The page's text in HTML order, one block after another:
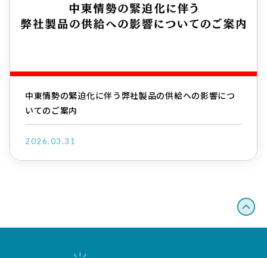
中東情勢の緊迫化に伴う弊社製品の供給への影響につ
いてのご案内
2026.03.31